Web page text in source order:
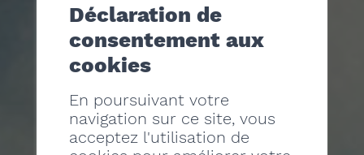
Déclaration de
consentement aux
cookies
En poursuivant votre
navigation sur ce site, vous
acceptez l'utilisation de